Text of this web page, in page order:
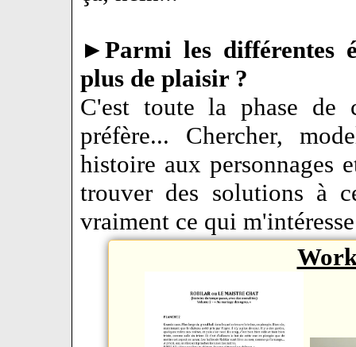
►Parmi les différentes
plus de plaisir ?
C'est toute la phase de
préfère... Chercher,
histoire aux personnages
trouver des solutions à
vraiment ce qui